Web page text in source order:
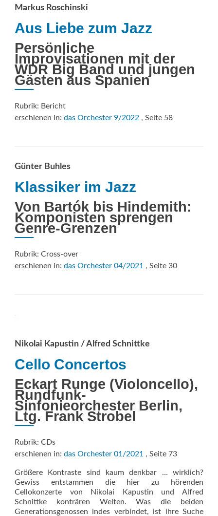
AVANTGARDE
Markus Roschinski
Aus Liebe zum Jazz
Persönliche
Improvisationen mit der
WDR Big Band und jungen
Gästen aus Spanien
Rubrik: Bericht
erschienen in: das Orchester 9/2022 , Seite 58
Günter Buhles
Klassiker im Jazz
Von Bartók bis Hindemith:
Komponisten sprengen
Genre-Grenzen
Rubrik: Cross-over
erschienen in: das Orchester 04/2021 , Seite 30
Nikolai Kapustin / Alfred Schnittke
Cello Concertos
Eckart Runge (Violoncello),
Rundfunk-
Sinfonieorchester Berlin,
Ltg. Frank Strobel
Rubrik: CDs
erschienen in: das Orchester 01/2021 , Seite 73
Größere Kontraste sind kaum denkbar … wirklich?
Gewiss entstammen die hier zu hörenden
Cellokonzerte von Nikolai Kapustin und Alfred
Schnittke konträren Welten. Was die beiden
Generationsgenossen indes verbindet, ist ihre Suche